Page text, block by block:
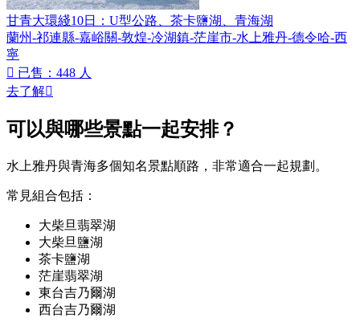
甘青大環綫10日：U型公路、茶卡鹽湖、青海湖
蘭州-祁連縣-嘉峪關-敦煌-冷湖鎮-茫崖市-水上雅丹-德令哈-西
寧
 已售：448 人
去了解
可以與哪些景點一起安排？
水上雅丹與青海多個知名景點順路，非常適合一起規劃。
常見組合包括：
大柴旦翡翠湖
大柴旦鹽湖
茶卡鹽湖
茫崖翡翠湖
東台吉乃爾湖
西台吉乃爾湖